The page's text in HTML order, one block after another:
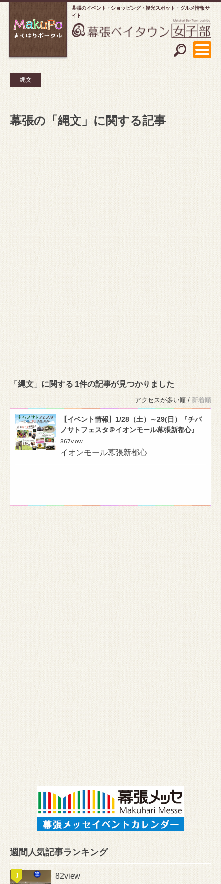
幕張のイベント・ショッピング
観光スポット・グルメ情報サ
イト
縄文
幕張の「縄文」に関する記事
「縄文」に関する 1件の記事が見つかりました
アクセスが多い順 / 新着順
【イベント情報】1/28（土）～29(日）『チバ
ノサトフェスタ＠イオンモール幕張新都心』
367view
イオンモール幕張新都心
週間人気記事ランキング
82view